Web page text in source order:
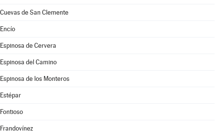
Cuevas de San Clemente
Encío
Espinosa de Cervera
Espinosa del Camino
Espinosa de los Monteros
Estépar
Fontioso
Frandovínez